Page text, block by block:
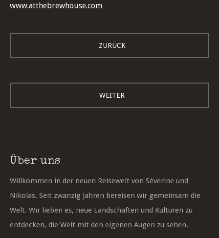
www.atthebrewhouse.com
ZURÜCK
WEITER
Über uns
Willkommen in der neuen Reisewelt von Séverine und
Nikolas. Seit zwanzig Jahren bereisen wir gemeinsam die
Welt. Wir lieben es, neue Landschaften und Kulturen zu
entdecken, die Welt mit den eigenen Augen zu sehen.